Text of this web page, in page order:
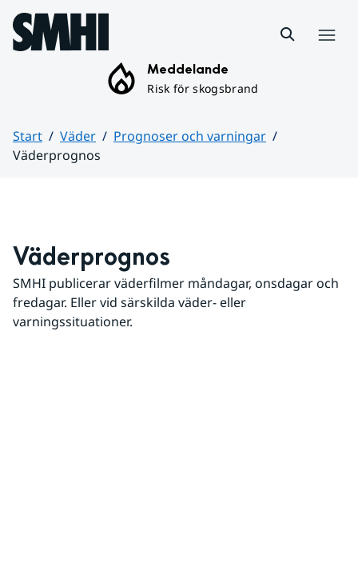
Hoppa till sidans innehåll
Meddelande
Risk för skogsbrand
Start Väder
Prognoser och varningar
Väderprognos
Väderprognos
SMHI publicerar väderfilmer måndagar, onsdagar och
fredagar. Eller vid särskilda väder- eller
varningssituationer.